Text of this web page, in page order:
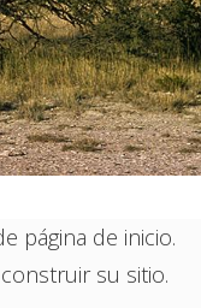
página de inicio.
su sitio.